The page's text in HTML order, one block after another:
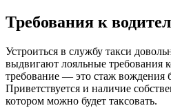
Требования к
Устроиться в службу такси
выдвигают лояльные требования
требование — это стаж вождения
Приветствуется и наличие
котором можно будет таксовать.